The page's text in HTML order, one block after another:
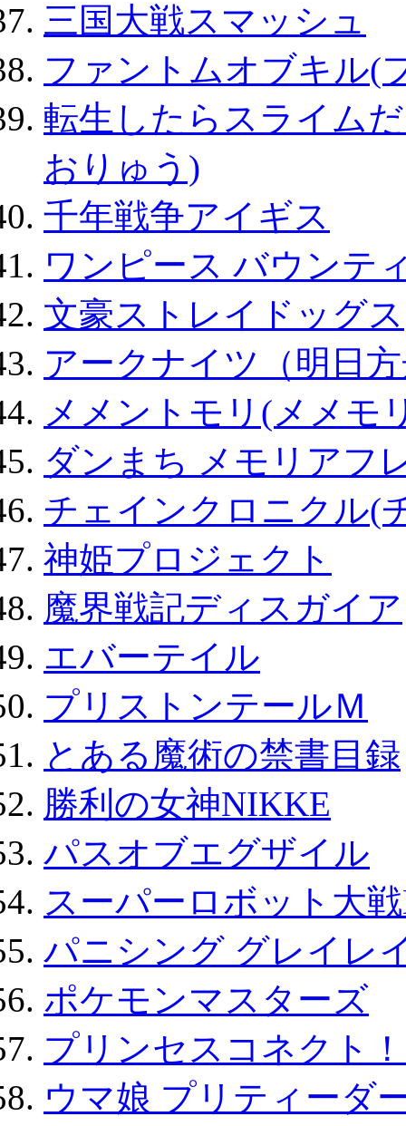
三国大戦スマッシュ
ファントムオブキル(
転生したらスライム
おりゅう)
千年戦争アイギス
ワンピース バウンテ
文豪ストレイドッグス
アークナイツ（明日
メメントモリ(メメモ
ダンまち メモリアフ
チェインクロニクル(
神姫プロジェクト
魔界戦記ディスガイア
エバーテイル
プリストンテールＭ
とある魔術の禁書目録
勝利の女神NIKKE
パスオブエグザイル
スーパーロボット大
パニシング グレイレ
ポケモンマスターズ
プリンセスコネクト
ウマ娘 プリティーダ